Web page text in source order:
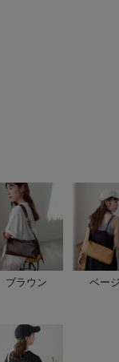
ブラウン ベー